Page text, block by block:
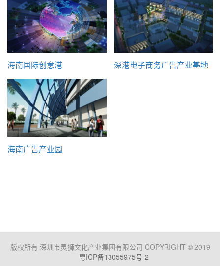
海南国际创意港 深港电子商务广告产业基地
海南广告产业园
版权所有 深圳市灵狮文化产业集团有限公司 COPYRIGHT © 2019
粤ICP备13055975号-2